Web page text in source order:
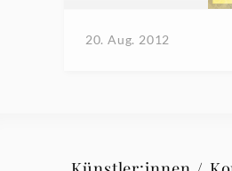
20. Aug. 2012